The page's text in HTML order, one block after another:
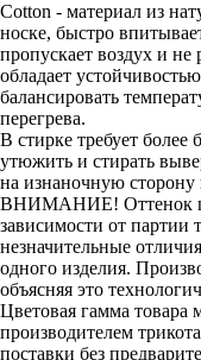
Cotton - материал из
носке, быстро
пропускает воздух и
обладает
балансировать
В стирке требует более
утюжить и стирать
на изнаночную сторону
ВНИМАНИЕ! Оттенок
зависимости от партии
незначительные
одного изделия.
объясняя это
Цветовая гамма товара
производителем
поставки без